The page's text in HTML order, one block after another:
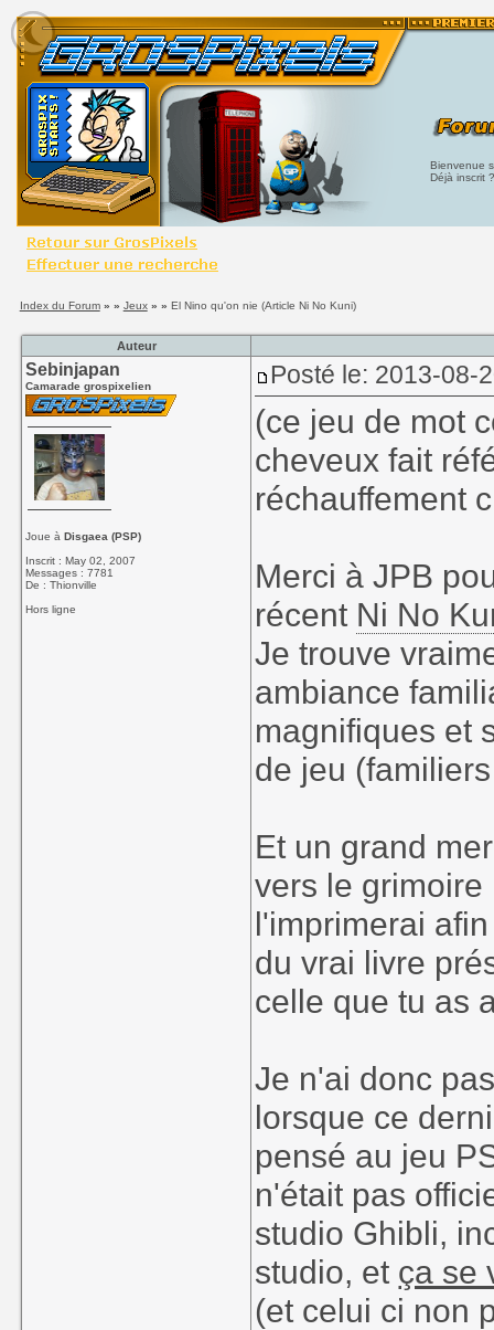
Bienvenue
Déjà inscrit
Index du Forum» » Jeux» » El Nino qu'on nie (Article Ni No Kuni)
Auteur
Sebinjapan
Camarade grospixelien
Joue àDisgaea (PSP)
Inscrit : May 02, 2007
Messages : 7781
De : Thionville
Hors ligne
Posté le: 2013-08-
(ce jeu de mot
cheveux fait
réchauffement
Merci à JPB
récent Ni No
Je trouve
ambiance
magnifiques et
de jeu
Et un grand
vers le grimoire
l'imprimerai
du vrai livre
celle que tu as
Je n'ai donc
lorsque ce
pensé au jeu
n'était pas
studio Ghibli,
studio, et ça se
(et celui ci non